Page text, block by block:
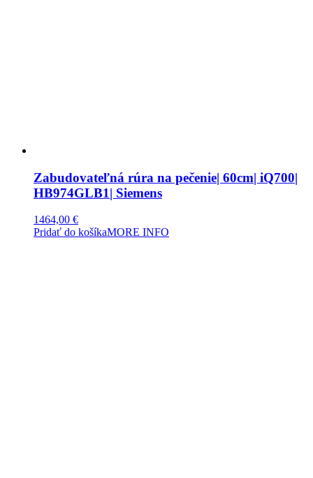
Zabudovateľná rúra na pečenie| 60cm| iQ700|
HB974GLB1| Siemens
1464,00 €
Pridať do košíkaMORE INFO